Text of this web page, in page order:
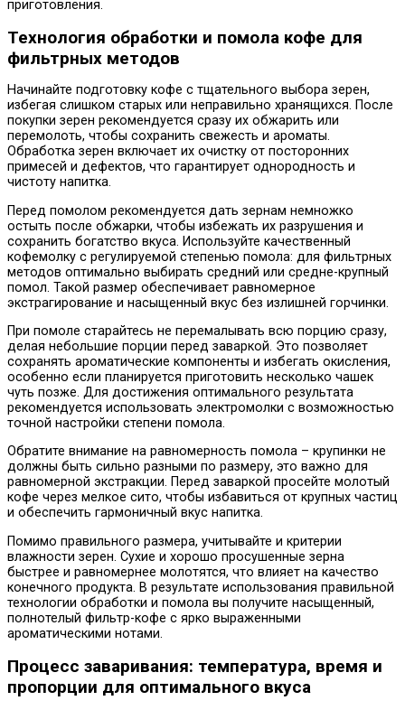
приготовления.
Технология обработки и помола кофе для
фильтрных методов
Начинайте подготовку кофе с тщательного выбора зерен,
избегая слишком старых или неправильно хранящихся. После
покупки зерен рекомендуется сразу их обжарить или
перемолоть, чтобы сохранить свежесть и ароматы.
Обработка зерен включает их очистку от посторонних
примесей и дефектов, что гарантирует однородность и
чистоту напитка.
Перед помолом рекомендуется дать зернам немножко
остыть после обжарки, чтобы избежать их разрушения и
сохранить богатство вкуса. Используйте качественный
кофемолку с регулируемой степенью помола: для фильтрных
методов оптимально выбирать средний или средне-крупный
помол. Такой размер обеспечивает равномерное
экстрагирование и насыщенный вкус без излишней горчинки.
При помоле старайтесь не перемалывать всю порцию сразу,
делая небольшие порции перед заваркой. Это позволяет
сохранять ароматические компоненты и избегать окисления,
особенно если планируется приготовить несколько чашек
чуть позже. Для достижения оптимального результата
рекомендуется использовать электромолки с возможностью
точной настройки степени помола.
Обратите внимание на равномерность помола – крупинки не
должны быть сильно разными по размеру, это важно для
равномерной экстракции. Перед заваркой просейте молотый
кофе через мелкое сито, чтобы избавиться от крупных частиц
и обеспечить гармоничный вкус напитка.
Помимо правильного размера, учитывайте и критерии
влажности зерен. Сухие и хорошо просушенные зерна
быстрее и равномернее молотятся, что влияет на качество
конечного продукта. В результате использования правильной
технологии обработки и помола вы получите насыщенный,
полнотелый фильтр-кофе с ярко выраженными
ароматическими нотами.
Процесс заваривания: температура, время и
пропорции для оптимального вкуса